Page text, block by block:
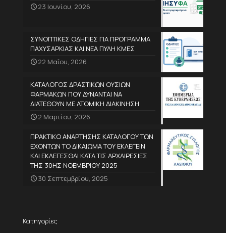
23 Ιουνίου, 2026
ΣΥΝΟΠΤΙΚΕΣ ΟΔΗΓΙΕΣ ΓΙΑ ΠΡΟΓΡΑΜΜΑ
ΠΑΧΥΣΑΡΚΙΑΣ ΚΑΙ ΝΕΑ ΠΥΛΗ ΚΜΕΣ
22 Μαΐου, 2026
ΚΑΤΑΛΟΓΟΣ ΔΡΑΣΤΙΚΩΝ ΟΥΣΙΩΝ
ΦΑΡΜΑΚΩΝ ΠΟΥ ΔΥΝΑΝΤΑΙ ΝΑ
ΔΙΑΤΕΘΟΥΝ ΜΕ ΑΤΟΜΙΚΗ ΔΙΑΚΙΝΗΣΗ
2 Μαρτίου, 2026
ΠΡΑΚΤΙΚΟ ΑΝΑΡΤΗΣΗΣ ΚΑΤΑΛΟΓΟΥ ΤΩΝ
ΕΧΟΝΤΩΝ ΤΟ ΔΙΚΑΙΩΜΑ ΤΟΥ ΕΚΛΕΓΕΙΝ
ΚΑΙ ΕΚΛΕΓΕΣΘΑΙ ΚΑΤΑ ΤΙΣ ΑΡΧΑΙΡΕΣΙΕΣ
ΤΗΣ 30ΗΣ ΝΟΕΜΒΡΙΟΥ 2025
30 Σεπτεμβρίου, 2025
Κατηγορίες